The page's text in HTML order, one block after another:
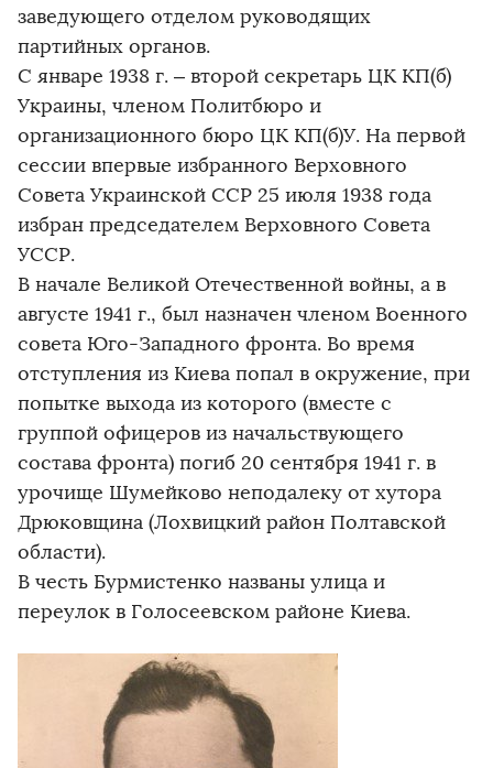
заведующего отделом руководящих
партийных органов.
С январе 1938 г. – второй секретарь ЦК КП(б)
Украины, членом Политбюро и
организационного бюро ЦК КП(б)У. На первой
сессии впервые избранного Верховного
Совета Украинской ССР 25 июля 1938 года
избран председателем Верховного Совета
УССР.
В начале Великой Отечественной войны, а в
августе 1941 г., был назначен членом Военного
совета Юго-Западного фронта. Во время
отступления из Киева попал в окружение, при
попытке выхода из которого (вместе с
группой офицеров из начальствующего
состава фронта) погиб 20 сентября 1941 г. в
урочище Шумейково неподалеку от хутора
Дрюковщина (Лохвицкий район Полтавской
области).
В честь Бурмистенко названы улица и
переулок в Голосеевском районе Киева.